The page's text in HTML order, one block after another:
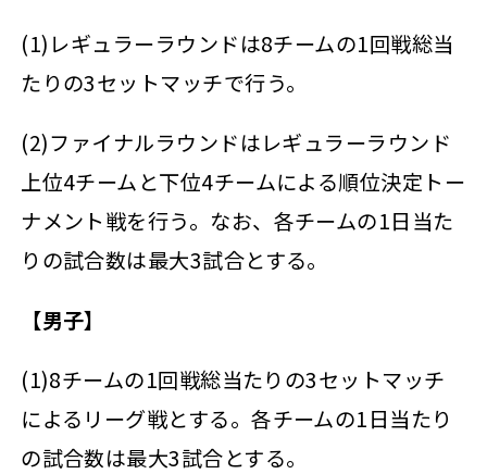
(1)レギュラーラウンドは8チームの1回戦総当
たりの3セットマッチで行う。
(2)ファイナルラウンドはレギュラーラウンド
上位4チームと下位4チームによる順位決定トー
ナメント戦を行う。なお、各チームの1日当た
りの試合数は最大3試合とする。
【男子】
(1)8チームの1回戦総当たりの3セットマッチ
によるリーグ戦とする。各チームの1日当たり
の試合数は最大3試合とする。